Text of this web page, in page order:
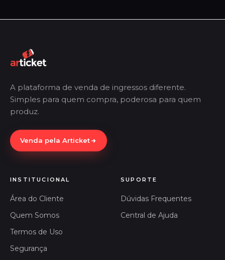
A plataforma de venda de ingressos diferente.
Simples para quem compra, poderosa para quem
produz.
Venda pela Articket
INSTITUCIONAL
Área do Cliente
Quem Somos
Termos de Uso
Segurança
SUPORTE
Dúvidas Frequentes
Central de Ajuda